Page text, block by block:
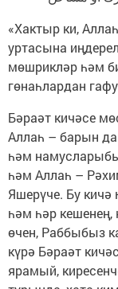
«Хактыр ки,
уртасына
мөшрикләр һәм
гөнаһлардан
Бәраәт кичәсе
Аллаһ – барын да
һәм
һәм Аллаһ –
Яшерүче. Бу
һәм һәр кешенең,
өчен, Раббыбыз
күрә Бәраәт
ярамый,